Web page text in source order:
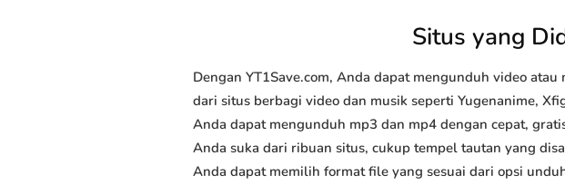
Situs yang
Dengan YT1Save.com, Anda dapat mengunduh video
dari situs berbagi video dan musik seperti Yugenanime,
Anda dapat mengunduh mp3 dan mp4 dengan cepat,
Anda suka dari ribuan situs, cukup tempel tautan yang
Anda dapat memilih format file yang sesuai dari opsi